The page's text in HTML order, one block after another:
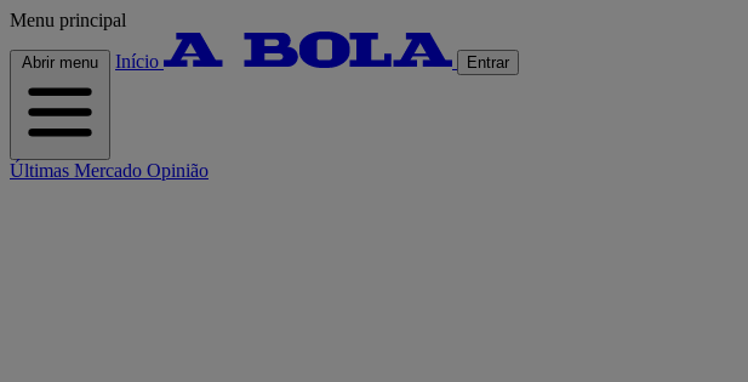
Menu principal
Abrir menu Início Entrar
Últimas Mercado Opinião